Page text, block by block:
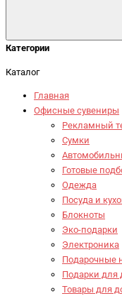
Категории
Каталог
Главная
Офисные сувениры
Рекламный
Сумки
Готовые
Одежда
Посуда и
Блокноты
Эко-подарки
Электроника
Подарочные
Подарки для
Товары для